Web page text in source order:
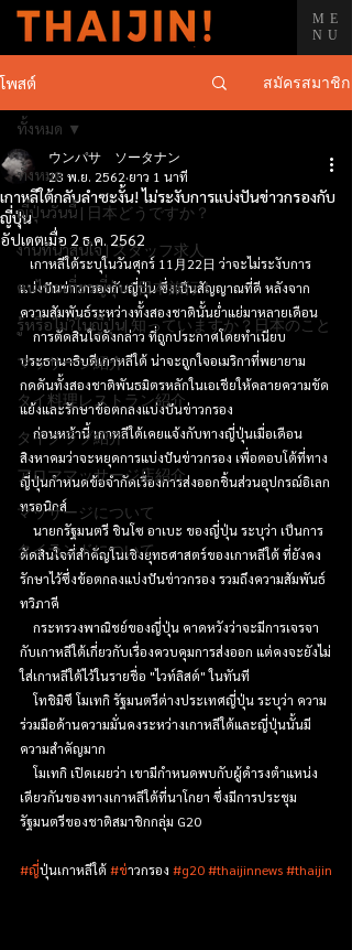
ME
NU
โพสต์ สมัครสมาชิก
ทั้งหมด
ญี่ปุ่นวันนี้ | 日本どうですか？
งานที่น่าสนใจ | スタッフ求人
คนไทยเที่ยวญี่ปุ่น | 日本旅行！
รู้หรือไม่?ในญี่ปุ่น| 知っていますか？日本のこと
マッサージ紹介
タイ料理レストラン紹介
タイクラブ紹介
アロママッサージ店紹介
マッサージについて
タイランドについて
ทั้งหมด
เกาหลีใต้กลับลำซะงั้น! ไม่ระงับการแบ่งปันข่าวกรองกับ
ญี่ปุ่น
ウンパサ ソータナン
23 พ.ย. 2562 ยาว 1 นาที
อัปเดตเมื่อ 2 ธ.ค. 2562
แบ่งปันข่าวกรองกับญี่ปุ่น ซึ่งเป็นสัญญาณที่ดี หลังจาก
ความสัมพันธ์ระหว่างทั้งสองชาตินั้นย่ำแย่มาหลายเดือน
    การตัดสินใจดังกล่าว ที่ถูกประกาศโดยทำเนียบ
ประธานาธิบดีเกาหลีใต้ น่าจะถูกใจอเมริกาที่พยายาม
กดดันทั้งสองชาติพันธมิตรหลักในเอเชียให้คลายความขัด
แย้งและรักษาข้อตกลงแบ่งปันข่าวกรอง
    ก่อนหน้านี้ เกาหลีใต้เคยแจ้งกับทางญี่ปุ่นเมื่อเดือน
สิงหาคมว่าจะหยุดการแบ่งปันข่าวกรอง เพื่อตอบโต้ที่ทาง
ญี่ปุ่นกำหนดข้อจำกัดเรื่องการส่งออกชิ้นส่วนอุปกรณ์อิเลก
ทรอนิกส์
ตัดสินใจที่สำคัญในเชิงยุทธศาสตร์ของเกาหลีใต้ ที่ยังคง
รักษาไว้ซึ่งข้อตกลงแบ่งปันข่าวกรอง รวมถึงความสัมพันธ์
ทวิภาคี
กับเกาหลีใต้เกี่ยวกับเรื่องควบคุมการส่งออก แต่คงจะยังไม่
ใส่เกาหลีใต้ไว้ในรายชื่อ "ไวท์ลิสต์" ในทันที
ร่วมมือด้านความมั่นคงระหว่างเกาหลีใต้และญี่ปุ่นนั้นมี
ความสำคัญมาก
เดียวกันของทางเกาหลีใต้ที่นาโกยา ซึ่งมีการประชุม
รัฐมนตรีของชาติสมาชิกกลุ่ม G20
#ญี่ปุ่นเกาหลีใต้ #ข่าวกรอง #g20#thaijinnews#thaijin